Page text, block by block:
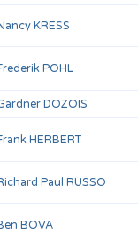
KRESS
POHL
DOZOIS
HERBERT
Paul RUSSO
BOVA